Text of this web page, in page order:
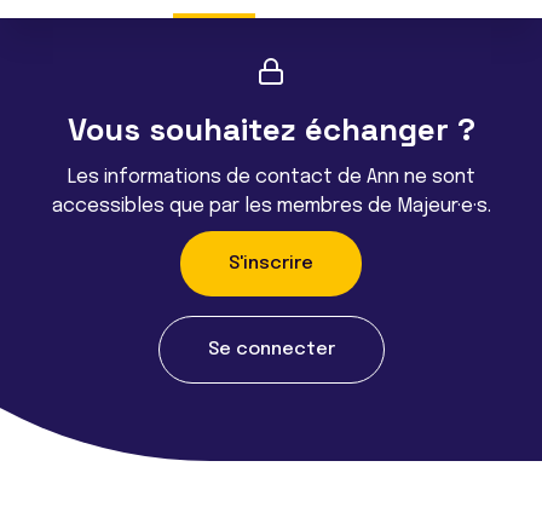
Vous souhaitez échanger ?
Les informations de contact de Ann ne sont
accessibles que par les membres de Majeur·e·s.
S'inscrire
Se connecter